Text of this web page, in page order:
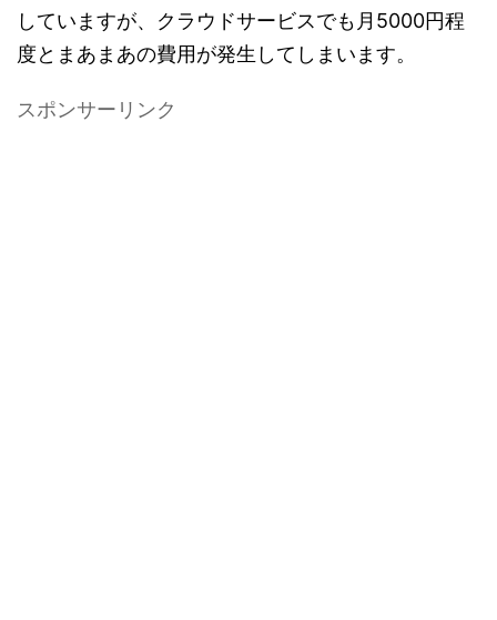
していますが、クラウドサービスでも月5000円程
度とまあまあの費用が発生してしまいます。
スポンサーリンク